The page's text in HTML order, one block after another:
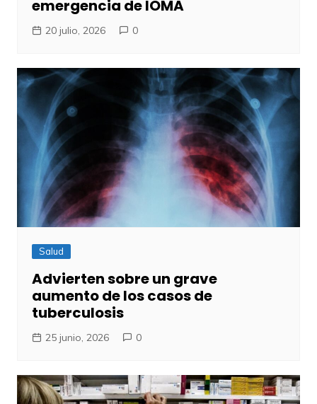
emergencia de IOMA
20 julio, 2026 0
Salud
Advierten sobre un grave
aumento de los casos de
tuberculosis
25 junio, 2026 0